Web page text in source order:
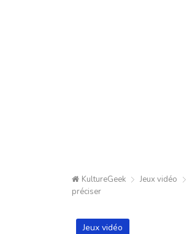
KultureGeek Jeux vidéo
préciser
Jeux vidéo